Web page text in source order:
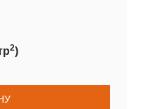
2)